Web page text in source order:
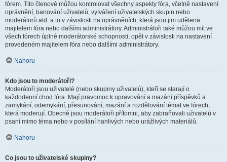
fórem. Tito členové můžou kontrolovat všechny aspekty fóra, včetně nastavení
oprávnění, banování uživatelů, vytváření uživatelských skupin nebo
moderátorů atd. a to v závislosti na oprávněních, která jsou jim udělena
majitelem fóra nebo dalšími administrátory. Administrátoři také můžou mít ve
všech fórech úplné moderátorské schopnosti, opět v závislosti na nastavení
provedeném majitelem fóra nebo dalšími administrátory.
Nahoru
Kdo jsou to moderátoři?
Moderátoři jsou uživatelé (nebo skupiny uživatelů), kteří se starají o
každodenní chod fóra. Mají pravomoc k upravování a mazání příspěvků a
zamykání, odemykání, přesunování, mazání a rozdělování témat ve fórech,
která moderují. Obecně jsou moderátoři přítomni, aby zabraňovali uživatelů v
psaní mimo téma nebo v posílání hanlivých nebo urážlivých materiálů.
Nahoru
Co jsou to uživatelské skupiny?